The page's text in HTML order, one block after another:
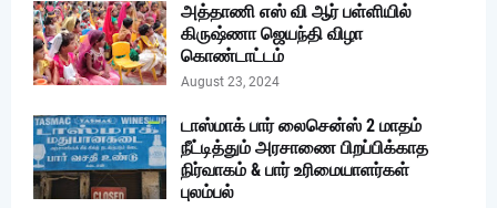
அத்தாணி எஸ் வி ஆர் பள்ளியில்
கிருஷ்ணா ஜெயந்தி விழா
கொண்டாட்டம்
August 23, 2024
டாஸ்மாக் பார் லைசென்ஸ் 2 மாதம்
நீட்டித்தும் அரசாணை பிறப்பிக்காத
நிர்வாகம் & பார் உரிமையாளர்கள்
புலம்பல்